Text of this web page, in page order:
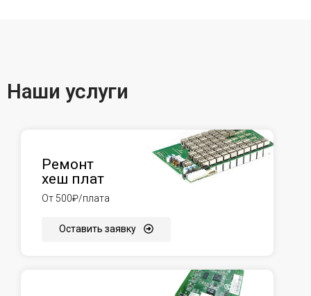
Наши услуги
Ремонт
хеш плат
От 500₽/плата
Оставить заявку